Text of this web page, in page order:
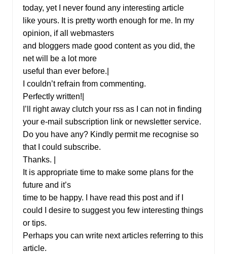
today, yet I never found any interesting article
like yours. It is pretty worth enough for me. In my
opinion, if all webmasters
and bloggers made good content as you did, the
net will be a lot more
useful than ever before.|
I couldn’t refrain from commenting.
Perfectly written!|
I’ll right away clutch your rss as I can not in finding
your e-mail subscription link or newsletter service.
Do you have any? Kindly permit me recognise so
that I could subscribe.
Thanks. |
It is appropriate time to make some plans for the
future and it’s
time to be happy. I have read this post and if I
could I desire to suggest you few interesting things
or tips.
Perhaps you can write next articles referring to this
article.